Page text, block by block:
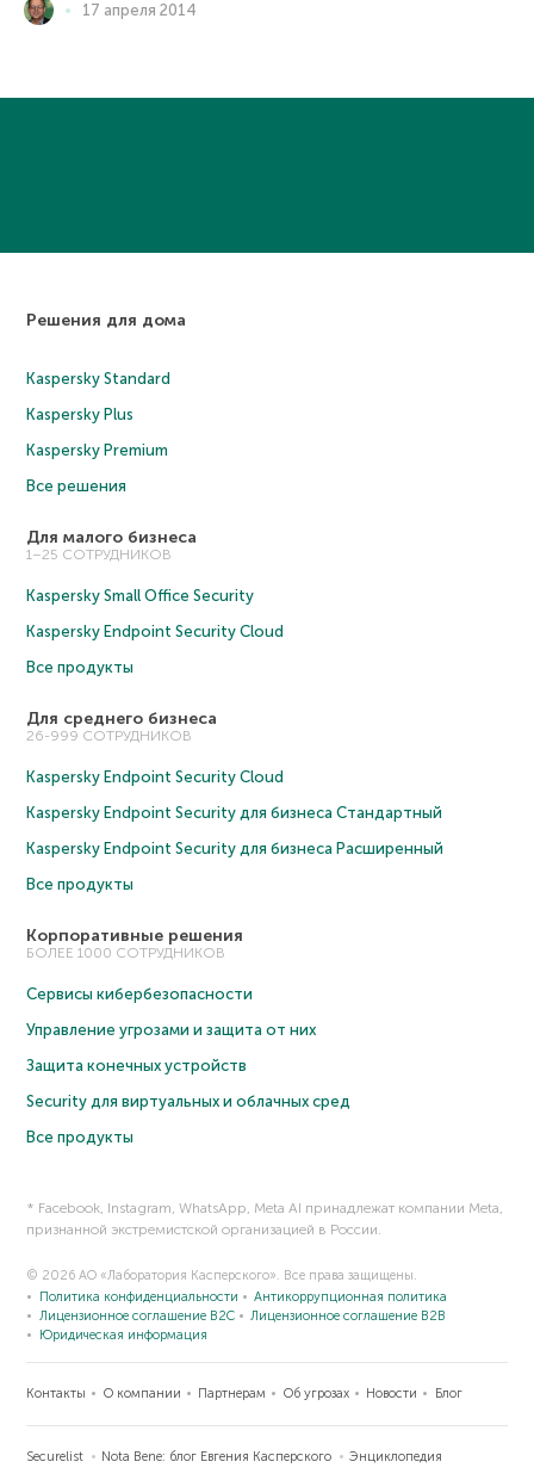
17 апреля 2014
Решения для дома
Kaspersky Standard
Kaspersky Plus
Kaspersky Premium
Все решения
Для малого бизнеса
1–25 СОТРУДНИКОВ
Kaspersky Small Office Security
Kaspersky Endpoint Security Cloud
Все продукты
Для среднего бизнеса
26-999 СОТРУДНИКОВ
Kaspersky Endpoint Security Cloud
Kaspersky Endpoint Security для бизнеса Cтандартный
Kaspersky Endpoint Security для бизнеса Расширенный
Все продукты
Корпоративные решения
БОЛЕЕ 1000 СОТРУДНИКОВ
Сервисы кибербезопасности
Управление угрозами и защита от них
Защита конечных устройств
Security для виртуальных и облачных сред
Все продукты
* Facebook, Instagram, WhatsApp, Meta AI принадлежат компании Meta,
признанной экстремистской организацией в России.
© 2026 АО «Лаборатория Касперского». Все права защищены.
Политика конфиденциальности
Антикоррупционная политика
Лицензионное соглашение B2C
Лицензионное соглашение B2B
Юридическая информация
Контакты О компании Партнерам Об угрозах Новости Блог
Securelist Nota Bene: блог Евгения Касперского
Энциклопедия